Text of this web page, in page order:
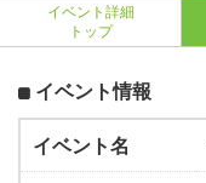
イベント詳細
トップ
イベント情報
イベント名